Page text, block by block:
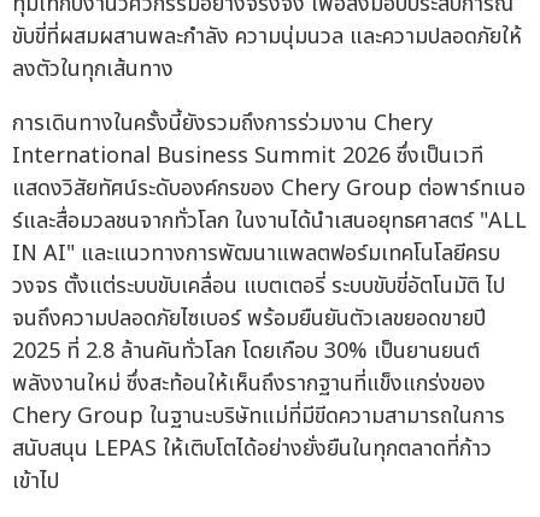
ขับขี่ที่ผสมผสานพละกำลัง ความนุ่มนวล และความปลอดภัยให้
ลงตัวในทุกเส้นทาง
การเดินทางในครั้งนี้ยังรวมถึงการร่วมงาน Chery
International Business Summit 2026 ซึ่งเป็นเวที
แสดงวิสัยทัศน์ระดับองค์กรของ Chery Group ต่อพาร์ทเนอ
ร์และสื่อมวลชนจากทั่วโลก ในงานได้นำเสนอยุทธศาสตร์ "ALL
IN AI" และแนวทางการพัฒนาแพลตฟอร์มเทคโนโลยีครบ
วงจร ตั้งแต่ระบบขับเคลื่อน แบตเตอรี่ ระบบขับขี่อัตโนมัติ ไป
จนถึงความปลอดภัยไซเบอร์ พร้อมยืนยันตัวเลขยอดขายปี
2025 ที่ 2.8 ล้านคันทั่วโลก โดยเกือบ 30% เป็นยานยนต์
พลังงานใหม่ ซึ่งสะท้อนให้เห็นถึงรากฐานที่แข็งแกร่งของ
Chery Group ในฐานะบริษัทแม่ที่มีขีดความสามารถในการ
สนับสนุน LEPAS ให้เติบโตได้อย่างยั่งยืนในทุกตลาดที่ก้าว
เข้าไป